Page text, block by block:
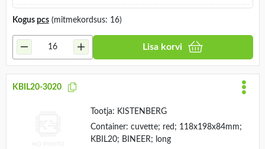
Kogus pcs(mitmekordsus: 16)
Lisa korvi
KBIL20-3020
Tootja: KISTENBERG
Container: cuvette; red; 118x198x84mm;
KBIL20; BINEER; long